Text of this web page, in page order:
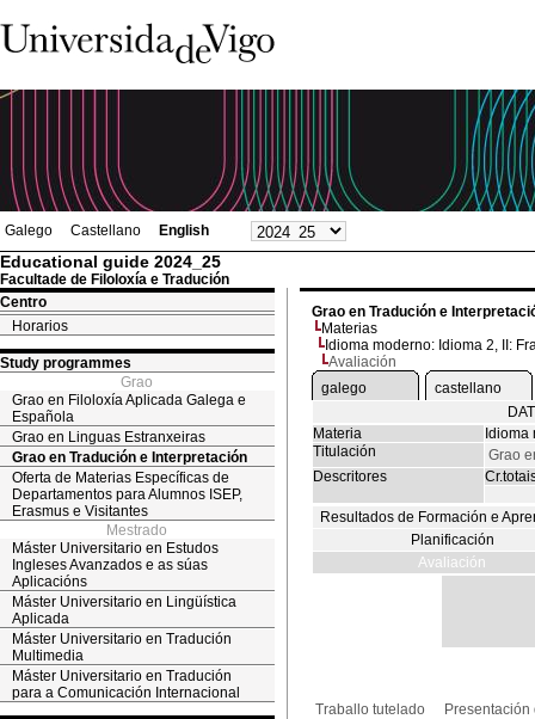
Galego Castellano English
Educational guide 2024_25
Facultade de Filoloxía e Tradución
Centro
Horarios
Study programmes
Grao
Grao en Filoloxía Aplicada Galega e
Española
Grao en Linguas Estranxeiras
Grao en Tradución e Interpretación
Oferta de Materias Específicas de
Departamentos para Alumnos ISEP,
Erasmus e Visitantes
Mestrado
Máster Universitario en Estudos
Ingleses Avanzados e as súas
Aplicacións
Máster Universitario en Lingüística
Aplicada
Máster Universitario en Tradución
Multimedia
Máster Universitario en Tradución
para a Comunicación Internacional
Grao en Tradución e
Materias
Idioma moderno: Idioma 2, II:
Avaliación
galego
castellano
Materia
Idioma
Titulación
Grao
Descritores
Resultados de Formación e
Planificación
Avaliación
Traballo tutelado